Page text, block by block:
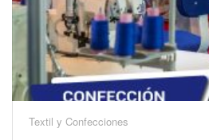
Textil y Confecciones